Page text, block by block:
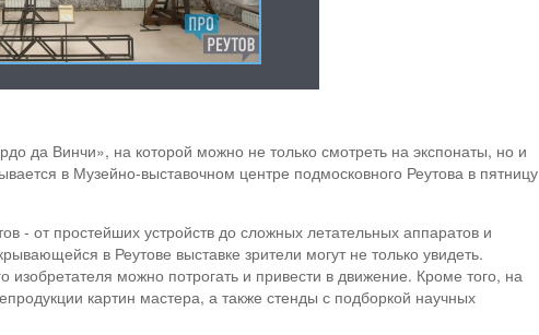
да Винчи», на которой можно не только смотреть на экспонаты, но и
в Музейно-выставочном центре подмосковного Реутова в пятницу
- от простейших устройств до сложных летательных аппаратов и
в Реутове выставке зрители могут не только увидеть.
изобретателя можно потрогать и привести в движение. Кроме того, на
картин мастера, а также стенды с подборкой научных